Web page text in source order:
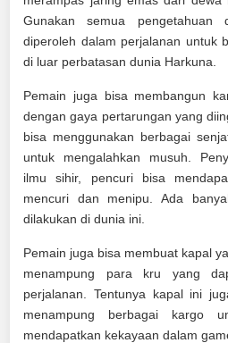
Gunakan semua pengetahuan
diperoleh dalam perjalanan untuk
di luar perbatasan dunia Harkuna.
Pemain juga bisa membangun
dengan gaya pertarungan yang
bisa menggunakan berbagai
untuk mengalahkan musuh.
ilmu sihir, pencuri bisa
mencuri dan menipu. Ada
dilakukan di dunia ini.
Pemain juga bisa membuat kapal
menampung para kru yang
perjalanan. Tentunya kapal ini
menampung berbagai kargo
mendapatkan kekayaan dalam